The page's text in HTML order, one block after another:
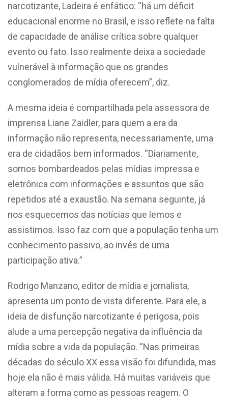
narcotizante, Ladeira é enfático: “há um déficit
educacional enorme no Brasil, e isso reflete na falta
de capacidade de análise crítica sobre qualquer
evento ou fato. Isso realmente deixa a sociedade
vulnerável à informação que os grandes
conglomerados de mídia oferecem”, diz.
A mesma ideia é compartilhada pela assessora de
imprensa Liane Zaidler, para quem a era da
informação não representa, necessariamente, uma
era de cidadãos bem informados. “Diariamente,
somos bombardeados pelas mídias impressa e
eletrônica com informações e assuntos que são
repetidos até a exaustão. Na semana seguinte, já
nos esquecemos das notícias que lemos e
assistimos. Isso faz com que a população tenha um
conhecimento passivo, ao invés de uma
participação ativa.”
Rodrigo Manzano, editor de mídia e jornalista,
apresenta um ponto de vista diferente. Para ele, a
ideia de disfunção narcotizante é perigosa, pois
alude a uma percepção negativa da influência da
mídia sobre a vida da população. “Nas primeiras
décadas do século XX essa visão foi difundida, mas
hoje ela não é mais válida. Há muitas variáveis que
alteram a forma como as pessoas reagem. O